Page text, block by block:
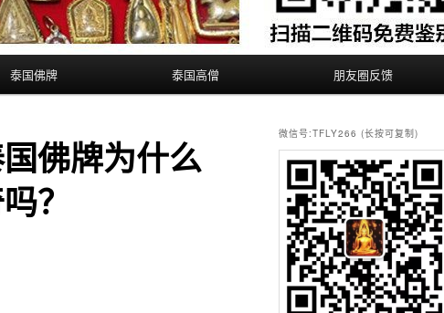
泰国佛牌 泰国高僧 朋友圈反馈
佛牌为什么
？
微信号:TFLY266 (长按可复制)